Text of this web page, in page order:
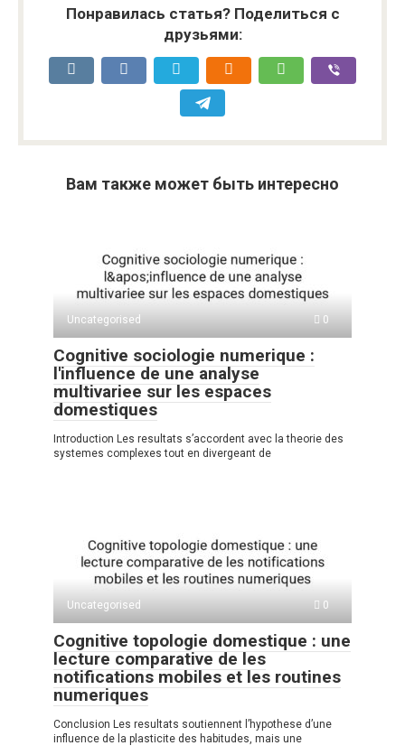
Понравилась статья? Поделиться с
друзьями:
Вам также может быть интересно
Uncategorised 0
Cognitive sociologie numerique :
l'influence de une analyse
multivariee sur les espaces
domestiques
Introduction Les resultats s’accordent avec la theorie des
systemes complexes tout en divergeant de
Uncategorised 0
Cognitive topologie domestique : une
lecture comparative de les
notifications mobiles et les routines
numeriques
Conclusion Les resultats soutiennent l’hypothese d’une
influence de la plasticite des habitudes, mais une